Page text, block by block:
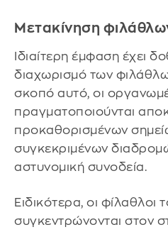
Μετακίνηση
Ιδιαίτερη έμφαση έχει
διαχωρισμό των
σκοπό αυτό, οι
πραγματοποιούνται
προκαθορισμένων
συγκεκριμένων
αστυνομική συνοδεία.
Ειδικότερα, οι
συγκεντρώνονται στον